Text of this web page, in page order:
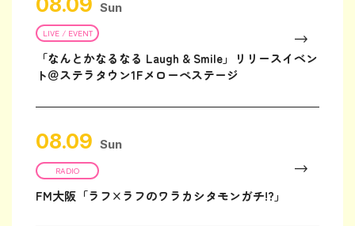
Sun
LIVE / EVENT
「なんとかなるなる Laugh & Smile」リリースイベン
ト＠ステラタウン1Fメローペステージ
08.09 Sun
RADIO
FM大阪「ラフ×ラフのワラカシタモンガチ!?」